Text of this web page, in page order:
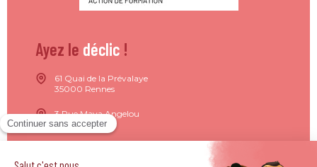
Ayez le déclic !
61 Quai de la Prévalaye
35000 Rennes
3 Rue Maya Angelou
44200 Nantes